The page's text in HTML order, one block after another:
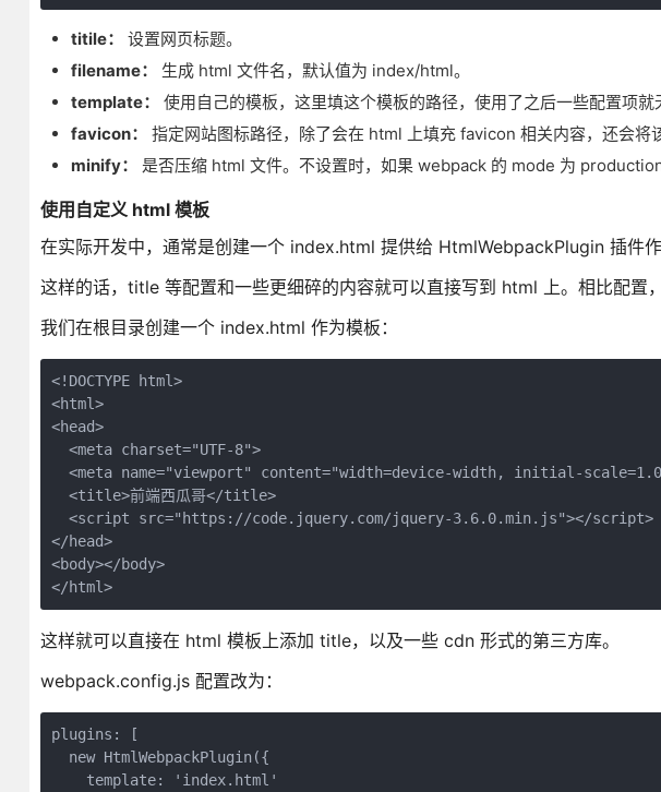
titile：
设置网页标题。
filename：
生成 html 文件名，默认值为 index/html。
template：
使用自己的模板，这里填这个模板的路径，使用了之后一些配置项就
favicon：
指定网站图标路径，除了会在 html 上填充 favicon 相关内容，还会将
minify：
是否压缩 html 文件。不设置时，如果 webpack 的 mode 为
使用自定义 html 模板
在实际开发中，通常是创建一个 index.html 提供给 HtmlWebpackPlugin 插件作
这样的话，title 等配置和一些更细碎的内容就可以直接写到 html 上。相比配置
我们在根目录创建一个 index.html 作为模板：
<!DOCTYPE html>
<html>
<head>
  <meta charset="UTF-8">
<meta name="viewport" content="width=device-width, initial-
  <title>前端西瓜哥</title>
  <script src="https://code.jquery.com/jquery-3.6.0.min.js"></script>
</head>
<body></body>
</html>
这样就可以直接在 html 模板上添加 title，以及一些 cdn 形式的第三方库。
webpack.config.js 配置改为：
plugins: [
  new HtmlWebpackPlugin({
    template: 'index.html'